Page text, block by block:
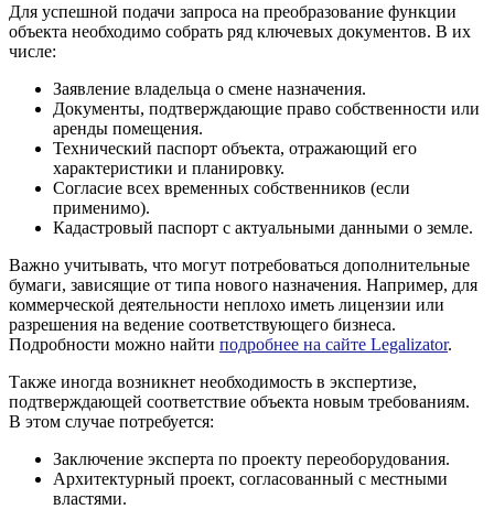
Для успешной подачи запроса на преобразование функции
объекта необходимо собрать ряд ключевых документов. В их
числе:
Заявление владельца о смене назначения.
Документы, подтверждающие право собственности или
аренды помещения.
Технический паспорт объекта, отражающий его
характеристики и планировку.
Согласие всех временных собственников (если
применимо).
Кадастровый паспорт с актуальными данными о земле.
Важно учитывать, что могут потребоваться дополнительные
бумаги, зависящие от типа нового назначения. Например, для
коммерческой деятельности неплохо иметь лицензии или
разрешения на ведение соответствующего бизнеса.
Подробности можно найти подробнее на сайте Legalizator.
Также иногда возникнет необходимость в экспертизе,
подтверждающей соответствие объекта новым требованиям.
В этом случае потребуется:
Заключение эксперта по проекту переоборудования.
Архитектурный проект, согласованный с местными
властями.